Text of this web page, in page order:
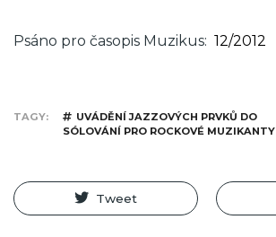
Psáno pro časopis Muzikus 12/2012
TAGY
UVÁDĚNÍ JAZZOVÝCH PRVKŮ DO
SÓLOVÁNÍ PRO ROCKOVÉ MUZIKANTY
Tweet